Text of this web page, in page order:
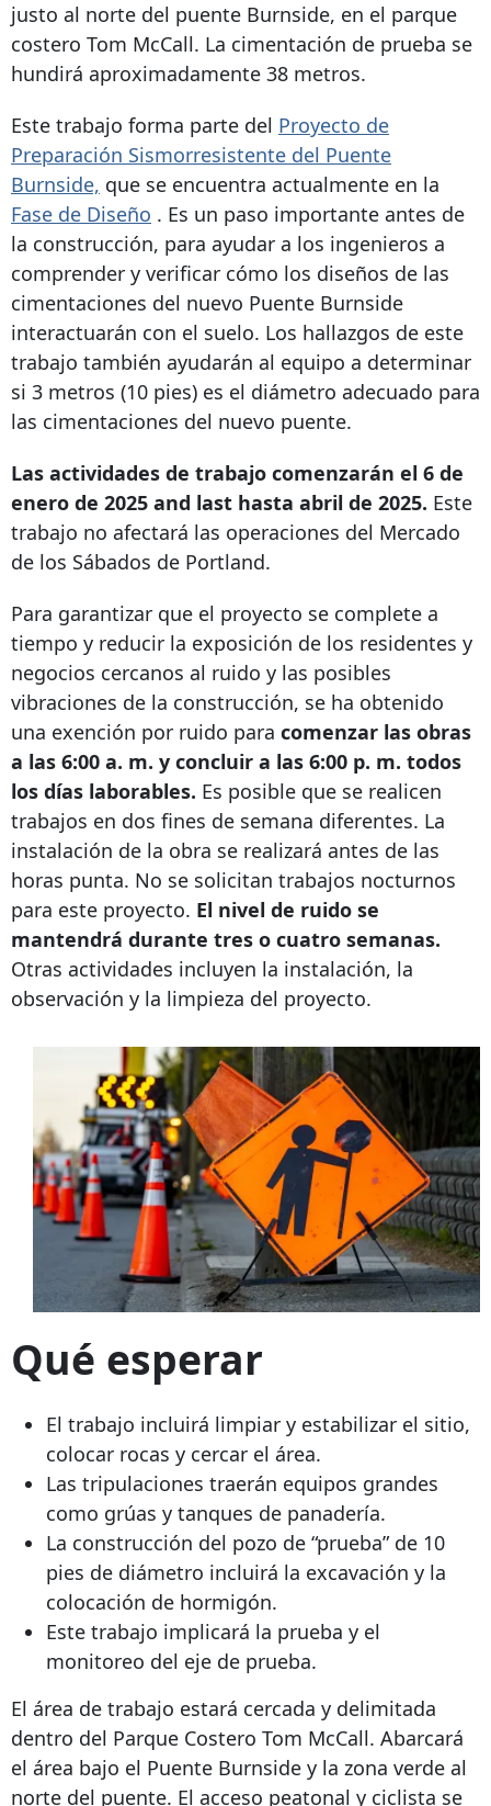
justo al norte del puente Burnside, en el parque
costero Tom McCall. La cimentación de prueba se
hundirá aproximadamente 38 metros.
Este trabajo forma parte del Proyecto de
Preparación Sismorresistente del Puente
Burnside, que se encuentra actualmente en la
Fase de Diseño . Es un paso importante antes de
la construcción, para ayudar a los ingenieros a
comprender y verificar cómo los diseños de las
cimentaciones del nuevo Puente Burnside
interactuarán con el suelo. Los hallazgos de este
trabajo también ayudarán al equipo a determinar
si 3 metros (10 pies) es el diámetro adecuado para
las cimentaciones del nuevo puente.
Las actividades de trabajo comenzarán el 6 de
enero de 2025 and last hasta abril de 2025. Este
trabajo no afectará las operaciones del Mercado
de los Sábados de Portland.
Para garantizar que el proyecto se complete a
tiempo y reducir la exposición de los residentes y
negocios cercanos al ruido y las posibles
vibraciones de la construcción, se ha obtenido
una exención por ruido para comenzar las obras
a las 6:00 a. m. y concluir a las 6:00 p. m. todos
los días laborables. Es posible que se realicen
trabajos en dos fines de semana diferentes. La
instalación de la obra se realizará antes de las
horas punta. No se solicitan trabajos nocturnos
para este proyecto. El nivel de ruido se
mantendrá durante tres o cuatro semanas.
Otras actividades incluyen la instalación, la
observación y la limpieza del proyecto.
Qué esperar
El trabajo incluirá limpiar y estabilizar el sitio,
colocar rocas y cercar el área.
Las tripulaciones traerán equipos grandes
como grúas y tanques de panadería.
La construcción del pozo de “prueba” de 10
pies de diámetro incluirá la excavación y la
colocación de hormigón.
Este trabajo implicará la prueba y el
monitoreo del eje de prueba.
El área de trabajo estará cercada y delimitada
dentro del Parque Costero Tom McCall. Abarcará
el área bajo el Puente Burnside y la zona verde al
norte del puente. El acceso peatonal y ciclista se